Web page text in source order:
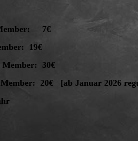
7€
19€
30€
20€ [ab Januar 2026